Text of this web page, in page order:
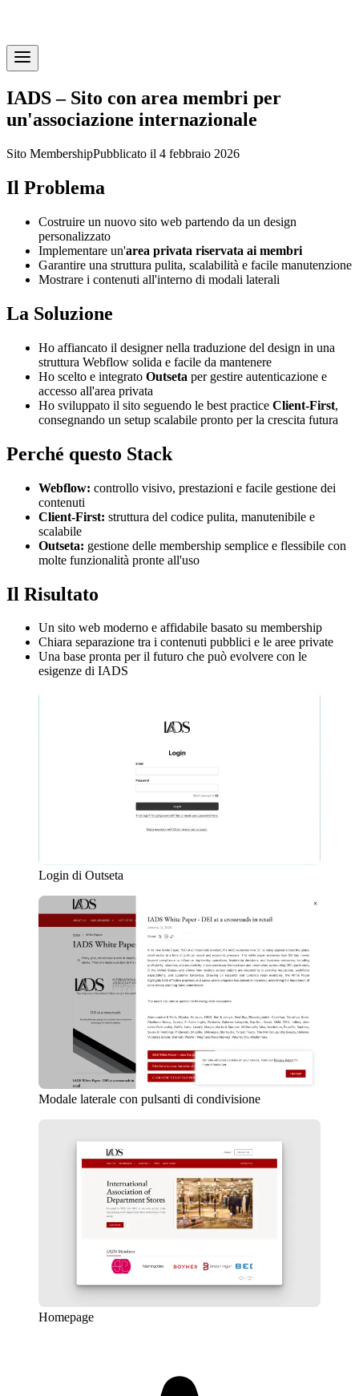
IADS – Sito con area membri per
un'associazione internazionale
Sito MembershipPubblicato il 4 febbraio 2026
Il Problema
Costruire un nuovo sito web partendo da un design
personalizzato
Implementare un'area privata riservata ai membri
Garantire una struttura pulita, scalabilità e facile manutenzione
Mostrare i contenuti all'interno di modali laterali
La Soluzione
Ho affiancato il designer nella traduzione del design in una
struttura Webflow solida e facile da mantenere
Ho scelto e integrato Outseta per gestire autenticazione e
accesso all'area privata
Ho sviluppato il sito seguendo le best practice Client-First,
consegnando un setup scalabile pronto per la crescita futura
Perché questo Stack
Webflow: controllo visivo, prestazioni e facile gestione dei
contenuti
Client-First: struttura del codice pulita, manutenibile e
scalabile
Outseta: gestione delle membership semplice e flessibile con
molte funzionalità pronte all'uso
Il Risultato
Un sito web moderno e affidabile basato su membership
Chiara separazione tra i contenuti pubblici e le aree private
Una base pronta per il futuro che può evolvere con le
esigenze di IADS
Login di Outseta
Modale laterale con pulsanti di condivisione
Homepage